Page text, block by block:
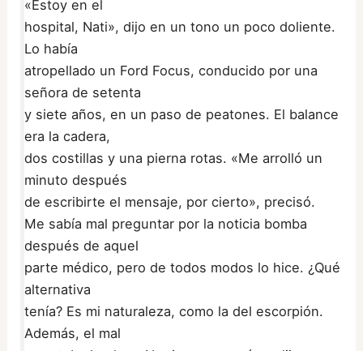
«Estoy en el
hospital, Nati», dijo en un tono un poco doliente.
Lo había
atropellado un Ford Focus, conducido por una
señora de setenta
y siete años, en un paso de peatones. El balance
era la cadera,
dos costillas y una pierna rotas. «Me arrolló un
minuto después
de escribirte el mensaje, por cierto», precisó.
Me sabía mal preguntar por la noticia bomba
después de aquel
parte médico, pero de todos modos lo hice. ¿Qué
alternativa
tenía? Es mi naturaleza, como la del escorpión.
Además, el mal